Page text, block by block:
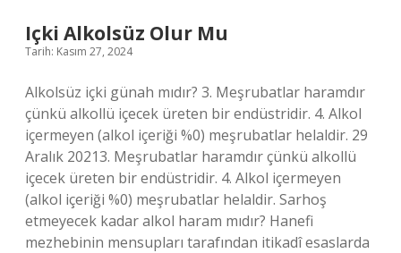
Içki Alkolsüz Olur Mu
Tarih: Kasım 27, 2024
Alkolsüz içki günah mıdır? 3. Meşrubatlar haramdır
çünkü alkollü içecek üreten bir endüstridir. 4. Alkol
içermeyen (alkol içeriği %0) meşrubatlar helaldir. 29
Aralık 20213. Meşrubatlar haramdır çünkü alkollü
içecek üreten bir endüstridir. 4. Alkol içermeyen
(alkol içeriği %0) meşrubatlar helaldir. Sarhoş
etmeyecek kadar alkol haram mıdır? Hanefi
mezhebinin mensupları tarafından itikadî esaslarda